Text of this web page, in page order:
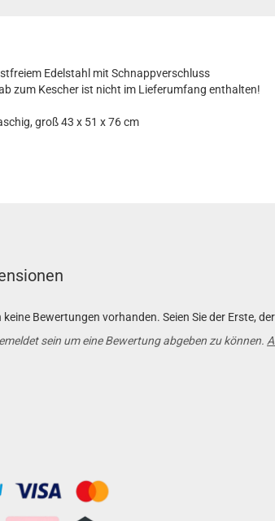
Edelstahl mit Schnappverschluss
zum Kescher ist nicht im Lieferumfang enthalten!
groß 43 x 51 x 76 cm
keine Bewertungen vorhanden. Seien Sie der Erste,
sein um eine Bewertung abgeben zu können.